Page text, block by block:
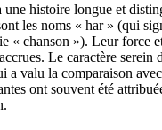
histoire longue et
les noms « har » (qui
« chanson »). Leur force
Le caractère serein
a valu la comparaison
ont souvent été